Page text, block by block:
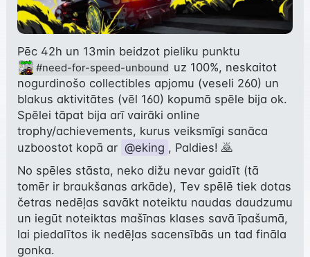
Pēc 42h un 13min beidzot pieliku punktu
#need-for-speed-unbound uz 100%, neskaitot
nogurdinošo collectibles apjomu (veseli 260) un
blakus aktivitātes (vēl 160) kopumā spēle bija ok.
Spēlei tāpat bija arī vairāki online
trophy/achievements, kurus veiksmīgi sanāca
uzboostot kopā ar @eking , Paldies! 🙇
No spēles stāsta, neko dižu nevar gaidīt (tā
tomēr ir braukšanas arkāde), Tev spēlē tiek dotas
četras nedēļas savākt noteiktu naudas daudzumu
un iegūt noteiktas mašīnas klases savā īpašumā,
lai piedalītos ik nedēļas sacensībās un tad fināla
gonka.